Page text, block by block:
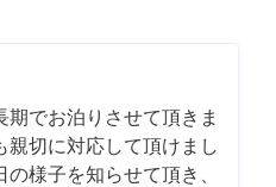
でお泊りさせて頂きま
親切に対応して頂けまし
様子を知らせて頂き、